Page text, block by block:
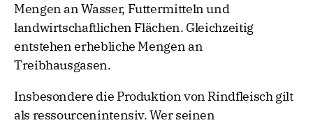
Mengen an Wasser, Futtermitteln und
landwirtschaftlichen Flächen. Gleichzeitig
entstehen erhebliche Mengen an
Treibhausgasen.
Insbesondere die Produktion von Rindfleisch gilt
als ressourcenintensiv. Wer seinen